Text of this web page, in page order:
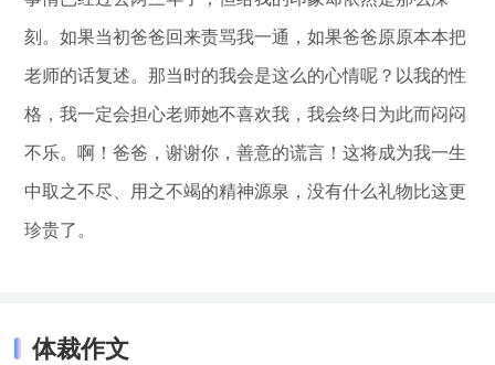
刻。如果当初爸爸回来责骂我一通，如果爸爸原原本本把
老师的话复述。那当时的我会是这么的心情呢？以我的性
格，我一定会担心老师她不喜欢我，我会终日为此而闷闷
不乐。啊！爸爸，谢谢你，善意的谎言！这将成为我一生
中取之不尽、用之不竭的精神源泉，没有什么礼物比这更
珍贵了。
体裁作文